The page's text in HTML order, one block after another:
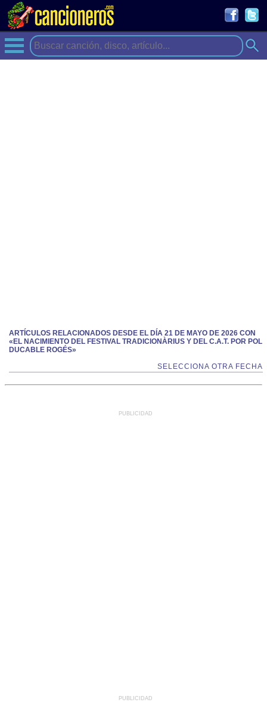
ARTÍCULOS RELACIONADOS DESDE EL DÍA 21 DE MAYO DE 2026 CON
«EL NACIMIENTO DEL FESTIVAL TRADICIONÀRIUS Y DEL C.A.T. POR POL
DUCABLE ROGÉS»
SELECCIONA OTRA FECHA
PUBLICIDAD
PUBLICIDAD